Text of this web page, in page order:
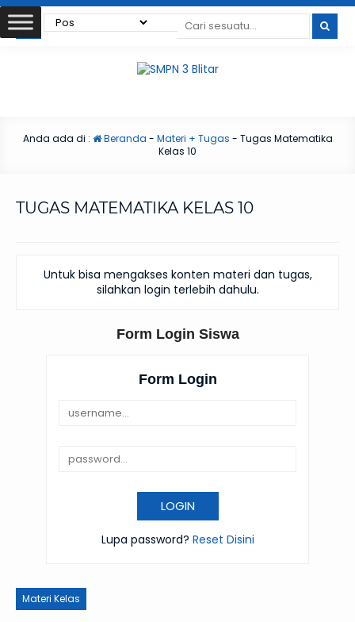
Anda ada di : Beranda - Materi + Tugas - Tugas Matematika
Kelas 10
TUGAS MATEMATIKA KELAS 10
Untuk bisa mengakses konten materi dan tugas,
silahkan login terlebih dahulu.
Form Login Siswa
Form Login
Lupa password? Reset Disini
Materi Kelas